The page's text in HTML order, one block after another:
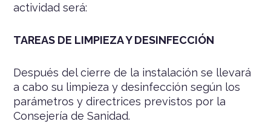
actividad será:
TAREAS DE LIMPIEZA Y DESINFECCIÓN
Después del cierre de la instalación se llevará
a cabo su limpieza y desinfección según los
parámetros y directrices previstos por la
Consejería de Sanidad.